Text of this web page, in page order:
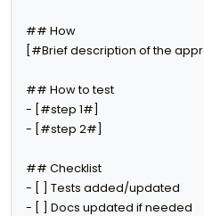
## How
[#Brief description of the
## How to test
- [#step 1#]
- [#step 2#]
## Checklist
- [ ] Tests added/updated
- [ ] Docs updated if needed